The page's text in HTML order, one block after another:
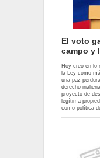
El voto
campo y
Hoy creo en lo
la Ley como
una paz
derecho
proyecto de
legítima
como política